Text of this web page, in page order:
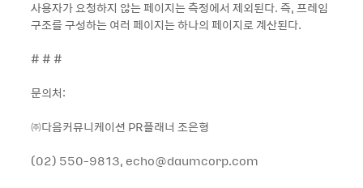
사용자가 요청하지 않는 페이지는 측정에서 제외된다. 즉, 프레임
구조를 구성하는 여러 페이지는 하나의 페이지로 계산된다.
# # #
문의처:
㈜다음커뮤니케이션 PR플래너 조은형
(02) 550-9813, echo@daumcorp.com